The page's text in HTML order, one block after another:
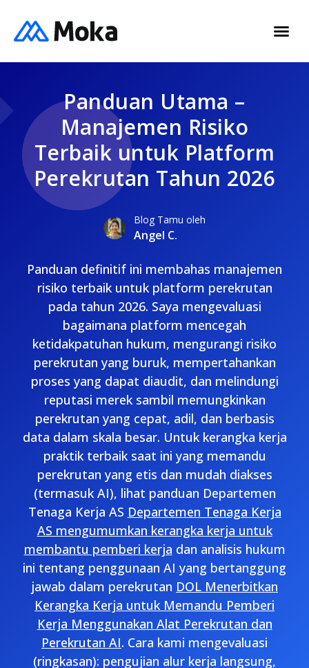
Panduan Utama –
Manajemen Risiko
Terbaik untuk Platform
Perekrutan Tahun 2026
Blog Tamu oleh
Angel C.
Panduan definitif ini membahas manajemen
risiko terbaik untuk platform perekrutan
pada tahun 2026. Saya mengevaluasi
bagaimana platform mencegah
ketidakpatuhan hukum, mengurangi risiko
perekrutan yang buruk, mempertahankan
proses yang dapat diaudit, dan melindungi
reputasi merek sambil memungkinkan
perekrutan yang cepat, adil, dan berbasis
data dalam skala besar. Untuk kerangka kerja
praktik terbaik saat ini yang memandu
perekrutan yang etis dan mudah diakses
(termasuk AI), lihat panduan Departemen
Tenaga Kerja AS Departemen Tenaga Kerja
AS mengumumkan kerangka kerja untuk
membantu pemberi kerja dan analisis hukum
ini tentang penggunaan AI yang bertanggung
jawab dalam perekrutan DOL Menerbitkan
Kerangka Kerja untuk Memandu Pemberi
Kerja Menggunakan Alat Perekrutan dan
Perekrutan AI. Cara kami mengevaluasi
(ringkasan): pengujian alur kerja langsung,